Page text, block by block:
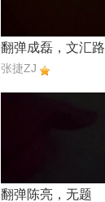
翻弹成磊，文汇路
张捷ZJ
翻弹陈亮，无题